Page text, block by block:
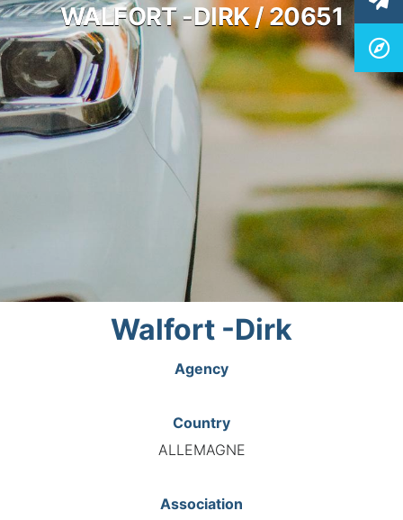
WALFORT -DIRK / 20651
Walfort -Dirk
Agency
Country
ALLEMAGNE
Association